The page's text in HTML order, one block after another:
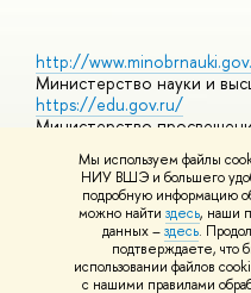
Мы используем файлы
НИУ ВШЭ и большего
подробную информацию
можно найти здесь, наши
данных –здесь.
подтверждаете, что
использовании файлов
с нашими правилами
http://
Министерство науки и
https://edu.gov.ru/
Министерство
https://elearning.hse.ru/
Массовые открытые
© НИУ ВШЭ 1993–2026
использования материалов